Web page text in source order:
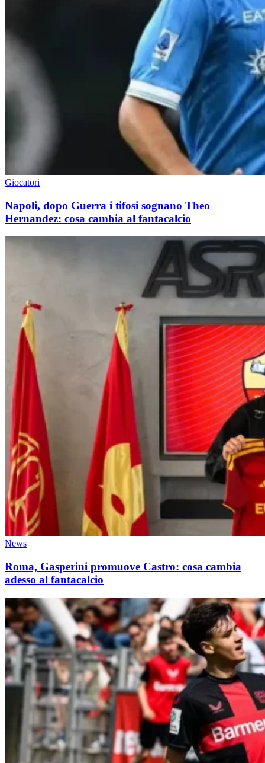
Giocatori
Napoli, dopo Guerra i tifosi sognano Theo
Hernandez: cosa cambia al fantacalcio
News
Roma, Gasperini promuove Castro: cosa cambia
adesso al fantacalcio